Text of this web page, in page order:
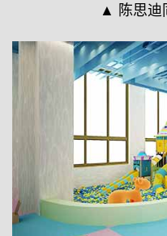
▲ 陈思迪